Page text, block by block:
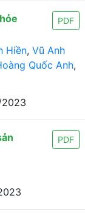
PDF
Hiền, Vũ Anh
Quốc Anh,
PDF